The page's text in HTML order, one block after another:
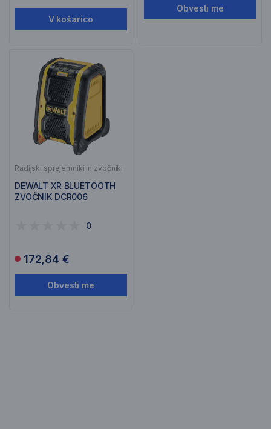
V košarico
Obvesti me
Radijski sprejemniki in zvočniki
DEWALT XR BLUETOOTH
ZVOČNIK DCR006
0
172,84 €
Obvesti me